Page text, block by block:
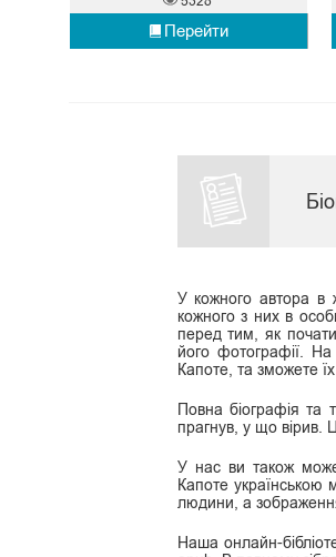
Перейти
У кожного автора в
кожного з них в
перед тим, як
його фотографії.
Капоте, та зможете
Повна біографія та
прагнув, у що вірив.
У нас ви також
Капоте українською
людини, а
Наша онлайн-